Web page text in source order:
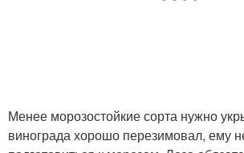
Менее морозостойкие сорта нужно
винограда хорошо перезимовал, ему